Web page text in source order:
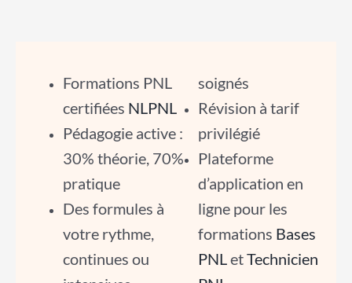
Formations PNL
certifiées NLPNL
Pédagogie active :
30% théorie, 70%
pratique
Des formules à
votre rythme,
continues ou
soignés
Révision à tarif
privilégié
Plateforme
d’application en
ligne pour les
formations Bases
PNL etTechnicien